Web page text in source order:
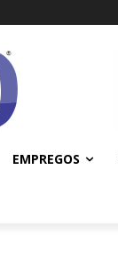
EMPREGOS